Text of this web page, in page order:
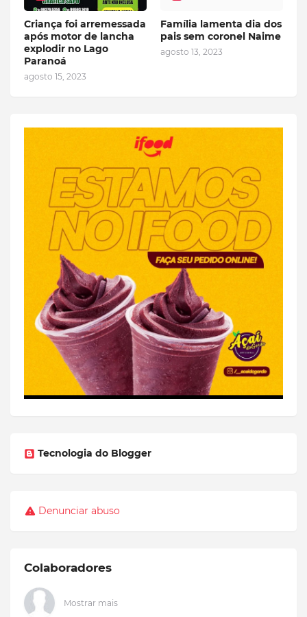
Criança foi arremessada
após motor de lancha
explodir no Lago
Paranoá
agosto 15, 2023
Família lamenta dia dos
pais sem coronel Naime
agosto 13, 2023
Tecnologia do Blogger
Denunciar abuso
Colaboradores
Mostrar mais